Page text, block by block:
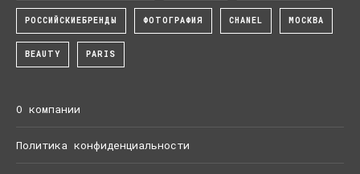
РОССИЙСКИЕБРЕНДЫ ФОТОГРАФИЯ CHANEL МОСКВА
BEAUTY PARIS
О компании
Политика конфиденциальности